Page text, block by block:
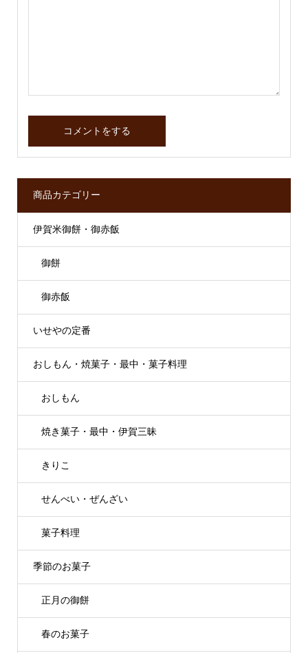
商品カテゴリー
伊賀米御餅・御赤飯
御餅
御赤飯
いせやの定番
おしもん・焼菓子・最中・菓子料理
おしもん
焼き菓子・最中・伊賀三昧
きりこ
せんべい・ぜんざい
菓子料理
季節のお菓子
正月の御餅
春のお菓子